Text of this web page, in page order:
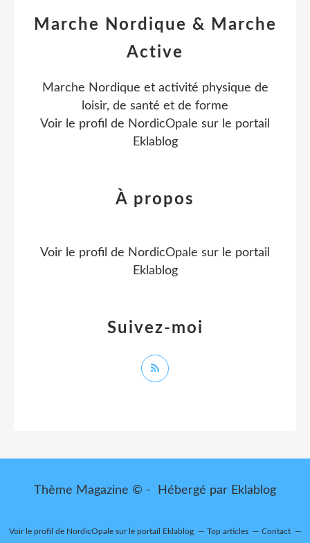
Marche Nordique & Marche
Active
Marche Nordique et activité physique de
loisir, de santé et de forme
Voir le profil de NordicOpale sur le portail
Eklablog
Suivez-moi
À propos
Voir le profil de NordicOpale sur le portail
Eklablog
Thème Magazine © - Hébergé par Eklablog
Voir le profil de NordicOpalesur le portail Eklablog Top articles Contact